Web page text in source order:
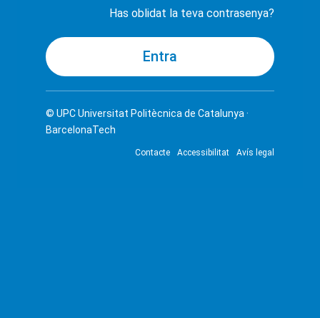
Has oblidat la teva contrasenya?
© UPCUniversitat Politècnica de Catalunya ·
BarcelonaTech
Contacte Accessibilitat Avís legal